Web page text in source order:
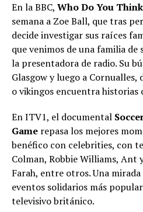
En la BBC, Who Do You
semana a Zoe Ball, que tras
decide investigar sus raíces
que venimos de una familia de
la presentadora de radio. Su
Glasgow y luego a
o vikingos encuentra historias
En ITV1, el documental
Game repasa los mejores
benéfico con celebrities, con
Colman, Robbie Williams, Ant
Farah, entre otros. Una
eventos solidarios más
televisivo británico.